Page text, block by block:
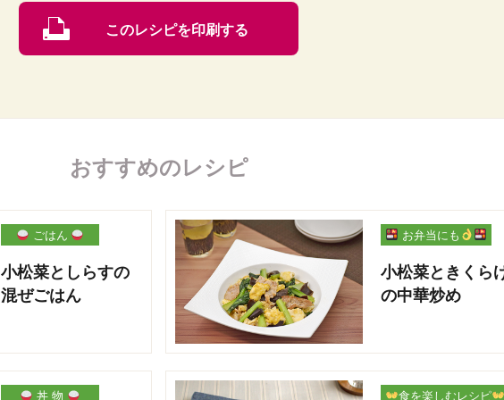
このレシピを印刷する
おすすめのレシピ
ごはん
小松菜としらすの
混ぜごはん
お弁当にも
小松菜ときくら
の中華炒め
丼 物 食を楽しむレシピ